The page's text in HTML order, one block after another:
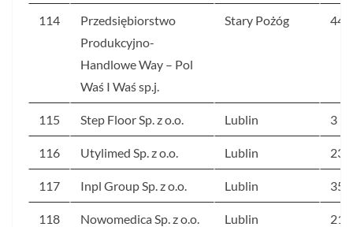
114
Przedsiębiorstwo
Produkcyjno-
Handlowe Way – Pol
Waś I Waś sp.j.
Stary Pożóg 444
115 Step Floor Sp. z o.o. Lublin 3
116 Utylimed Sp. z o.o. Lublin 233
117 Inpl Group Sp. z o.o. Lublin 359
118 Nowomedica Sp. z o.o. Lublin 213